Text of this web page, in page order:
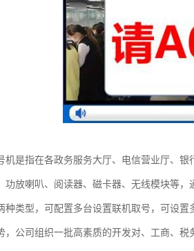
机是指在各政务服务大厅、电信营业厅、
功放喇叭、阅读器、磁卡器、无线模块等
种类型，可配置多台设置联机取号，可设置
，公司组织一批高素质的开发对、工商、